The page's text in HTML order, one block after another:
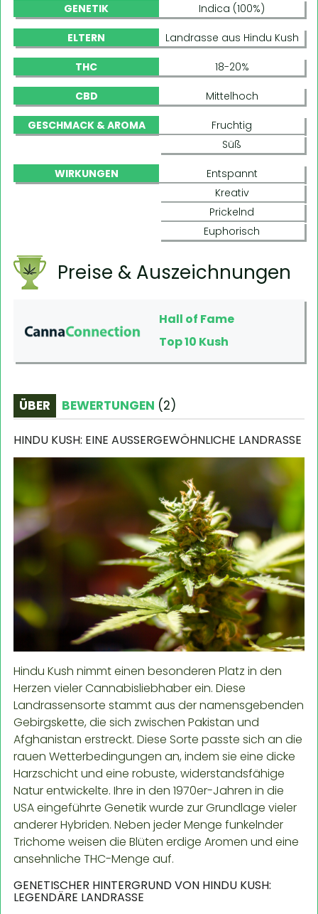
GENETIK Indica (100%)
ELTERN Landrasse aus Hindu Kush
THC 18-20%
CBD Mittelhoch
GESCHMACK & AROMA
Fruchtig
Süß
WIRKUNGEN
Entspannt
Kreativ
Prickelnd
Euphorisch
Preise & Auszeichnungen
Hall of Fame
Top 10 Kush
ÜBER BEWERTUNGEN (2)
HINDU KUSH: EINE AUSSERGEWÖHNLICHE LANDRASSE
Hindu Kush nimmt einen besonderen Platz in den
Herzen vieler Cannabisliebhaber ein. Diese
Landrassensorte stammt aus der namensgebenden
Gebirgskette, die sich zwischen Pakistan und
Afghanistan erstreckt. Diese Sorte passte sich an die
rauen Wetterbedingungen an, indem sie eine dicke
Harzschicht und eine robuste, widerstandsfähige
Natur entwickelte. Ihre in den 1970er-Jahren in die
USA eingeführte Genetik wurde zur Grundlage vieler
anderer Hybriden. Neben jeder Menge funkelnder
Trichome weisen die Blüten erdige Aromen und eine
ansehnliche THC-Menge auf.
GENETISCHER HINTERGRUND VON HINDU KUSH:
LEGENDÄRE LANDRASSE